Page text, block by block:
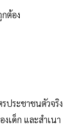
ต้อง
ประชาชนตัวจริง
เด็ก และสำเนา